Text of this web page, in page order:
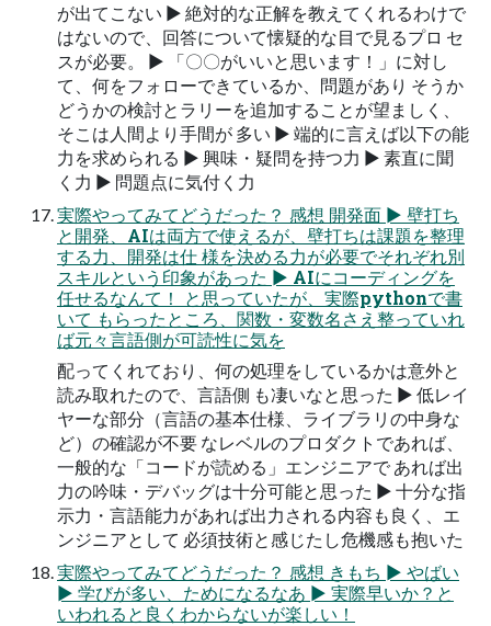
が出てこない ► 絶対的な正解を教えてくれるわけで
はないので、回答について懐疑的な目で見るプロ セ
スが必要。 ► 「〇〇がいいと思います！」に対し
て、何をフォローできているか、問題があり そうか
どうかの検討とラリーを追加することが望ましく、
そこは人間より手間が 多い ► 端的に言えば以下の能
力を求められる ► 興味・疑問を持つ力 ► 素直に聞
く力 ► 問題点に気付く力
実際やってみてどうだった？ 感想 開発面 ► 壁打ち
と開発、AIは両方で使えるが、壁打ちは課題を整理
する力、開発は仕 様を決める力が必要でそれぞれ別
スキルという印象があった ► AIにコーディングを
任せるなんて！ と思っていたが、実際pythonで書
いて もらったところ、関数・変数名さえ整っていれ
ば元々言語側が可読性に気を
配ってくれており、何の処理をしているかは意外と
読み取れたので、言語側 も凄いなと思った ► 低レイ
ヤーな部分（言語の基本仕様、ライブラリの中身な
ど）の確認が不要 なレベルのプロダクトであれば、
一般的な「コードが読める」エンジニアで あれば出
力の吟味・デバッグは十分可能と思った ► 十分な指
示力・言語能力があれば出力される内容も良く、エ
ンジニアとして 必須技術と感じたし危機感も抱いた
実際やってみてどうだった？ 感想 きもち ► やばい
► 学びが多い、ためになるなあ ► 実際早いか？と
いわれると良くわからないが楽しい！